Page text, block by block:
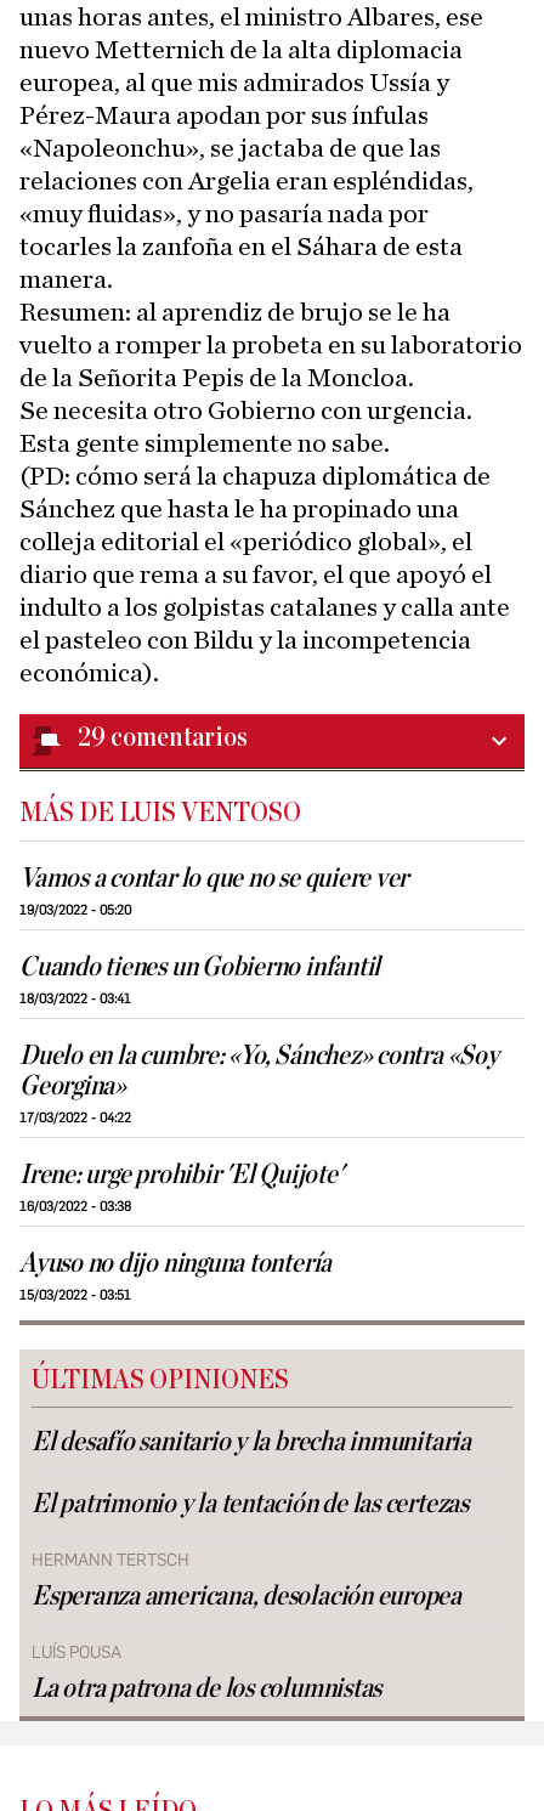
unas horas antes, el ministro Albares, ese
nuevo Metternich de la alta diplomacia
europea, al que mis admirados Ussía y
Pérez-Maura apodan por sus ínfulas
«Napoleonchu», se jactaba de que las
relaciones con Argelia eran espléndidas,
«muy fluidas», y no pasaría nada por
tocarles la zanfoña en el Sáhara de esta
manera.
Resumen: al aprendiz de brujo se le ha
vuelto a romper la probeta en su laboratorio
de la Señorita Pepis de la Moncloa.
Se necesita otro Gobierno con urgencia.
Esta gente simplemente no sabe.
(PD: cómo será la chapuza diplomática de
Sánchez que hasta le ha propinado una
colleja editorial el «periódico global», el
diario que rema a su favor, el que apoyó el
indulto a los golpistas catalanes y calla ante
el pasteleo con Bildu y la incompetencia
económica).
29 comentarios
MÁS DE LUIS VENTOSO
Vamos a contar lo que no se quiere ver
19/03/2022 - 05:20
Cuando tienes un Gobierno infantil
18/03/2022 - 03:41
Duelo en la cumbre: «Yo, Sánchez» contra «Soy
Georgina»
17/03/2022 - 04:22
Irene: urge prohibir 'El Quijote'
16/03/2022 - 03:38
Ayuso no dijo ninguna tontería
15/03/2022 - 03:51
ÚLTIMAS OPINIONES
El desafío sanitario y la brecha inmunitaria
El patrimonio y la tentación de las certezas
HERMANN TERTSCH
Esperanza americana, desolación europea
LUÍS POUSA
La otra patrona de los columnistas